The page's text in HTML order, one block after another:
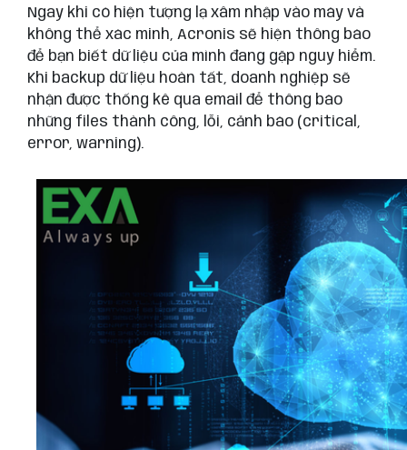
Ngay khi có hiện tượng lạ xâm nhập vào máy và
không thể xác minh, Acronis sẽ hiện thông báo
để bạn biết dữ liệu của mình đang gặp nguy hiểm.
Khi backup dữ liệu hoàn tất, doanh nghiệp sẽ
nhận được thống kê qua email để thông báo
những files thành công, lỗi, cảnh báo (critical,
error, warning).